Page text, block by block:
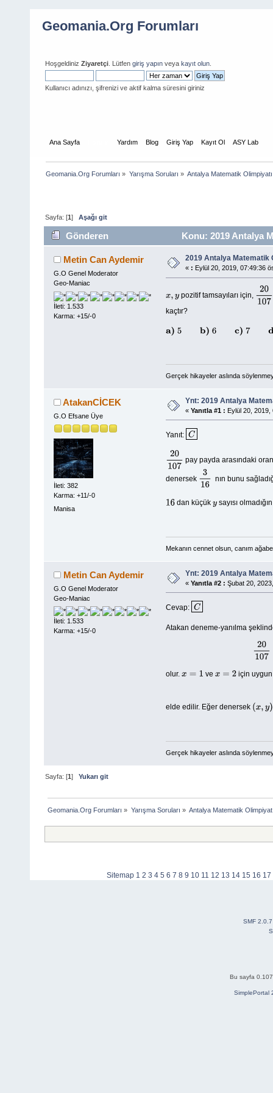
Geomania.Org Forumları
Hoşgeldiniz Ziyaretçi . Lütfen giriş yapın veya kayıt olun
Kullanıcı adınızı, şifrenizi ve aktif kalma süresini giriniz
Ana Sayfa Yardım Blog Giriş Yap Kayıt Ol ASY Lab
Geomania.Org Forumları » Yarışma Soruları » Antalya Matematik
Sayfa: [1]Aşağı git
Gönderen Konu: 2019 Antalya
Metin Can Aydemir
G.O Genel Moderator
Geo-Maniac
İleti: 1.533
Karma: +15/-0
2019 Antalya Matematik
« : Eylül 20, 2019, 07:49:36
x,y pozitif tamsayıları için, 20
kaçtır?
a) 5b) 7d) 8e)
Gerçek hikayeler aslında
AtakanCİCEK
G.O Efsane Üye
İleti: 382
Karma: +11/-0
Manisa
Ynt: 2019 Antalya
« Yanıtla #1 : Eylül 20, 2019,
Yanıt: C
20107pay payda arasındaki
denersek 316 nın bunu
16dan küçük ysayısı
Mekanın cennet olsun, canım
Metin Can Aydemir
G.O Genel Moderator
Geo-Maniac
İleti: 1.533
Karma: +15/-0
Ynt: 2019 Antalya
« Yanıtla #2 : Şubat 20,
Cevap: C
Atakan deneme-yanılma
olur. x= 1 ve x= 2 için
elde edilir. Eğer denersek (x,y )=(
Gerçek hikayeler aslında
Sayfa: [1]Yukarı git
Geomania.Org Forumları » Yarışma Soruları » Antalya Matematik
Sitemap 1 2 3 4 5 6 7 8 9 10 11 12 13 14 15 16 17
SMF 2.0.7
Bu sayfa
SimplePortal